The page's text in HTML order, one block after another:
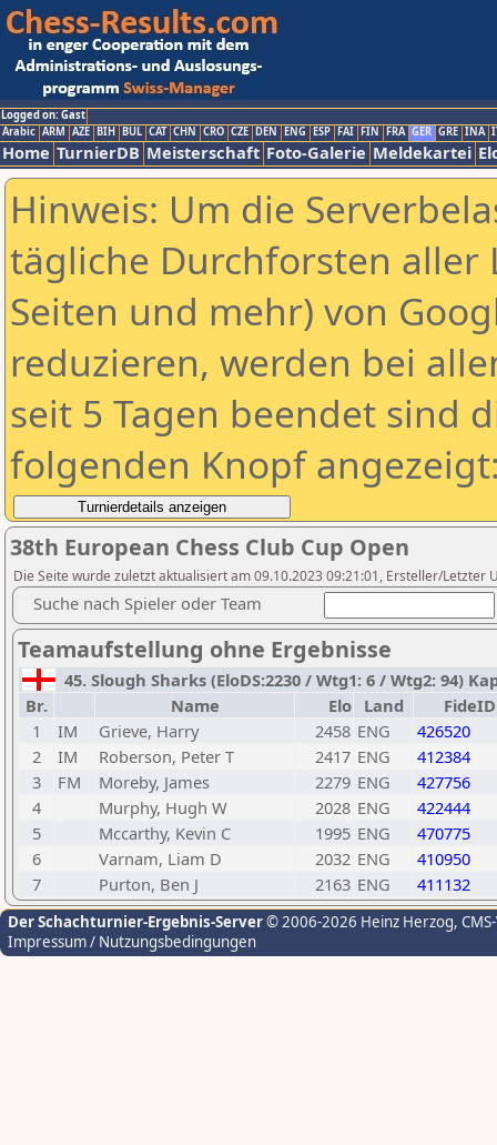
Logged on: Gast
Arabic ARM AZE BIH BUL CAT CHN CRO CZE DEN ENG ESP FAI FIN FRA GER GRE INA
Home TurnierDB Meisterschaft Foto-Galerie Meldekartei
Hinweis: Um die
tägliche Durchforsten aller
Seiten und mehr) von
reduzieren, werden bei
seit 5 Tagen beendet sind
folgenden Knopf
38th European Chess Club Cup Open
Die Seite wurde zuletzt aktualisiert am 09.10.2023 09:21:01, Ersteller/Letzter
Suche nach Spieler oder Team
Teamaufstellung ohne Ergebnisse
45. Slough Sharks (EloDS:2230 / Wtg1: 6 / Wtg2: 94)
Br.
Name Elo Land
FideID
1
IM Grieve, Harry 2458 ENG
426520
2
IM Roberson, Peter T 2417 ENG
412384
3
FM Moreby, James 2279 ENG
427756
4
Murphy, Hugh W 2028 ENG
422444
5
Mccarthy, Kevin C 1995 ENG
470775
6
Varnam, Liam D 2032 ENG
410950
7
Purton, Ben J 2163 ENG 411132
Der Schachturnier-Ergebnis-Server© 2006-2026 Heinz Herzog,
Impressum / Nutzungsbedingungen